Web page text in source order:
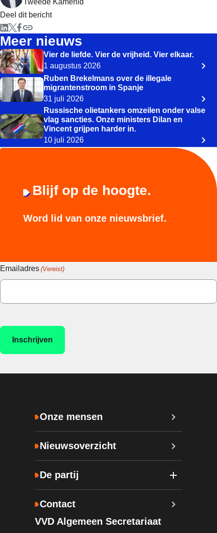
Deel dit bericht
Meer nieuws
Vier de liefde. Vier de vrijheid. Vier elkaar.
1 augustus 2026
Ruben Brekelmans over de illegale
migrantenstroom in Spanje
31 juli 2026
Russische olietankers omzeilen onder valse
vlag sancties. Onze ministers Dilan en
Vincent grijpen harder in.
10 juli 2026
Blijf op de hoogte.
Word lid van onze nieuwsbrief.
Emailadres (Vereist)
Onze mensen
Nieuwsoverzicht
De partij
Contact
VVD Algemeen Secretariaat